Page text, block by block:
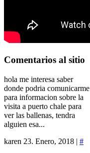
Comentarios al sitio
hola me interesa saber
donde podria comunicarme
para informacion sobre la
visita a puerto chale para
ver las ballenas, tendra
alguien esa...
karen 23. Enero, 2018 | #